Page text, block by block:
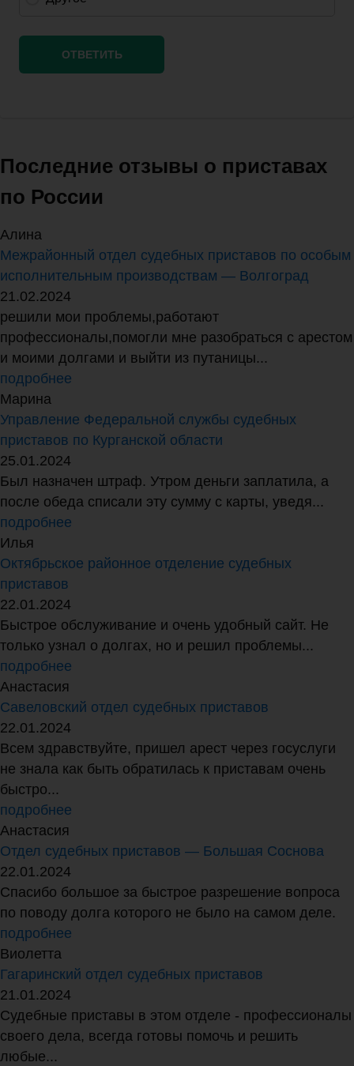
Последние отзывы о приставах
по России
Алина
Межрайонный отдел судебных приставов по особым
исполнительным производствам — Волгоград
21.02.2024
решили мои проблемы,работают
профессионалы,помогли мне разобраться с арестом
и моими долгами и выйти из путаницы...
подробнее
Марина
Управление Федеральной службы судебных
приставов по Курганской области
25.01.2024
Был назначен штраф. Утром деньги заплатила, а
после обеда списали эту сумму с карты, уведя...
подробнее
Илья
Октябрьское районное отделение судебных
приставов
22.01.2024
Быстрое обслуживание и очень удобный сайт. Не
только узнал о долгах, но и решил проблемы...
подробнее
Анастасия
Савеловский отдел судебных приставов
22.01.2024
Всем здравствуйте, пришел арест через госуслуги
не знала как быть обратилась к приставам очень
быстро...
подробнее
Анастасия
Отдел судебных приставов — Большая Соснова
22.01.2024
Спасибо большое за быстрое разрешение вопроса
по поводу долга которого не было на самом деле.
подробнее
Виолетта
Гагаринский отдел судебных приставов
21.01.2024
Судебные приставы в этом отделе - профессионалы
своего дела, всегда готовы помочь и решить
любые...